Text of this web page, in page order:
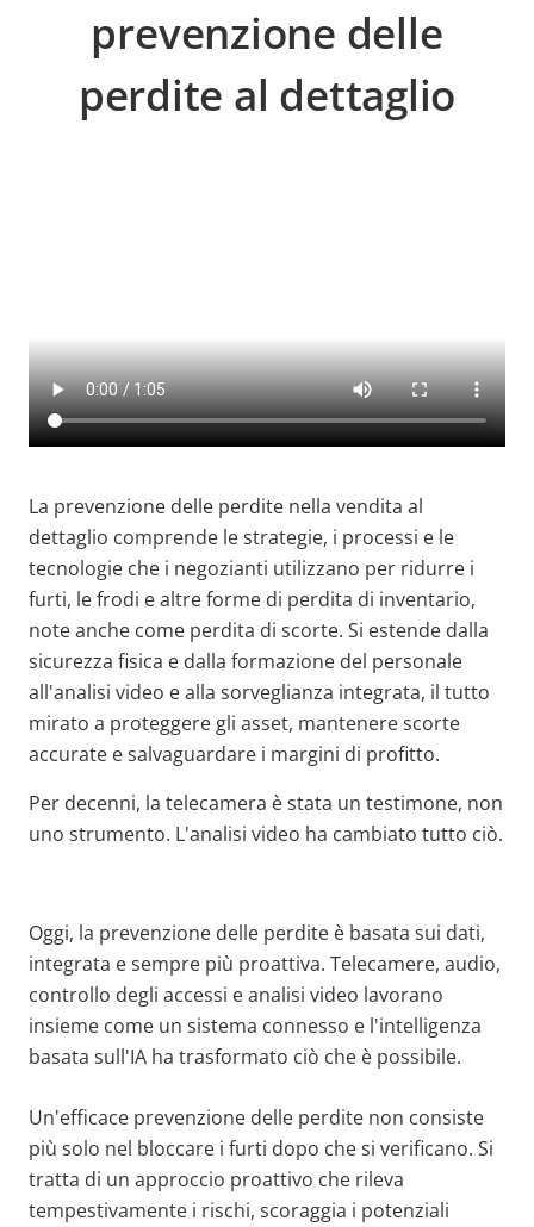
prevenzione delle
perdite al dettaglio
La prevenzione delle perdite nella vendita al
dettaglio comprende le strategie, i processi e le
tecnologie che i negozianti utilizzano per ridurre i
furti, le frodi e altre forme di perdita di inventario,
note anche come perdita di scorte. Si estende dalla
sicurezza fisica e dalla formazione del personale
all'analisi video e alla sorveglianza integrata, il tutto
mirato a proteggere gli asset, mantenere scorte
accurate e salvaguardare i margini di profitto.
Per decenni, la telecamera è stata un testimone, non
uno strumento. L'analisi video ha cambiato tutto ciò.
Oggi, la prevenzione delle perdite è basata sui dati,
integrata e sempre più proattiva. Telecamere, audio,
controllo degli accessi e analisi video lavorano
insieme come un sistema connesso e l'intelligenza
basata sull'IA ha trasformato ciò che è possibile.
Un'efficace prevenzione delle perdite non consiste
più solo nel bloccare i furti dopo che si verificano. Si
tratta di un approccio proattivo che rileva
tempestivamente i rischi, scoraggia i potenziali